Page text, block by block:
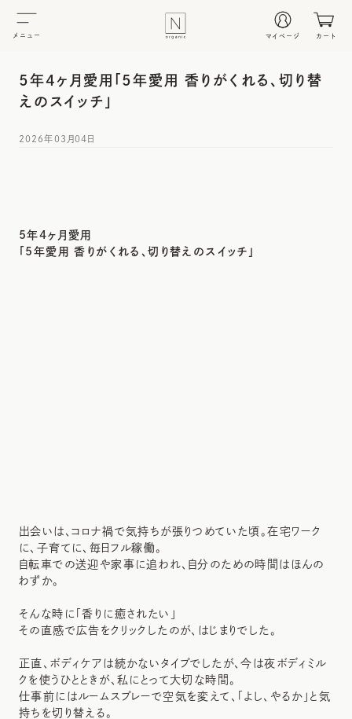
メニュー マイページ カート
5年4ヶ月愛用「5年愛用 香りがくれる、切り替
えのスイッチ」
2026年03月04日
5年4ヶ月愛用
「5年愛用 香りがくれる、切り替えのスイッチ」
出会いは、コロナ禍で気持ちが張りつめていた頃。在宅ワーク
に、子育てに、毎日フル稼働。
自転車での送迎や家事に追われ、自分のための時間はほんの
わずか。
そんな時に「香りに癒されたい」
その直感で広告をクリックしたのが、はじまりでした。
正直、ボディケアは続かないタイプでしたが、今は夜ボディミル
クを使うひとときが、私にとって大切な時間。
仕事前にはルームスプレーで空気を変えて、「よし、やるか」と気
持ちを切り替える。